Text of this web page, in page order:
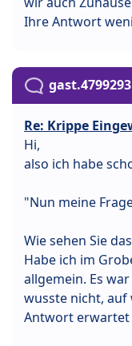
Ihre Antwort
gast.4799293
Re: Krippe
Hi,
also ich habe
"Nun meine
Wie sehen Sie
Habe ich im
allgemein. Es
wusste nicht, auf
Antwort erwartet